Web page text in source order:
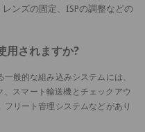
ンズの固定、ISPの調整などの
用されますか?
般的な組み込みシステムには、
、スマート輸送機とチェックアウ
フリート管理システムなどがあり